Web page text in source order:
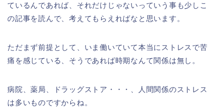
ているんであれば、それだけじゃないっていう事も少しこ
の記事を読んで、考えてもらえればなと思います。
ただまず前提として、いま働いていて本当にストレスで苦
痛を感じている、そうであれば時期なんて関係は無し。
病院、薬局、ドラッグストア・・・、人間関係のストレス
は多いものですからね。